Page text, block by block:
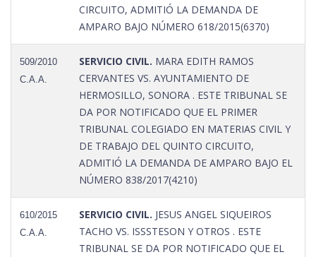
CIRCUITO, ADMITIÓ LA DEMANDA DE
AMPARO BAJO NÚMERO 618/2015(6370)
509/2010
C.A.A.
SERVICIO CIVIL. MARA EDITH RAMOS
CERVANTES VS. AYUNTAMIENTO DE
HERMOSILLO, SONORA . ESTE TRIBUNAL SE
DA POR NOTIFICADO QUE EL PRIMER
TRIBUNAL COLEGIADO EN MATERIAS CIVIL Y
DE TRABAJO DEL QUINTO CIRCUITO,
ADMITIÓ LA DEMANDA DE AMPARO BAJO EL
NÚMERO 838/2017(4210)
610/2015
C.A.A.
SERVICIO CIVIL. JESUS ANGEL SIQUEIROS
TACHO VS. ISSSTESON Y OTROS . ESTE
TRIBUNAL SE DA POR NOTIFICADO QUE EL